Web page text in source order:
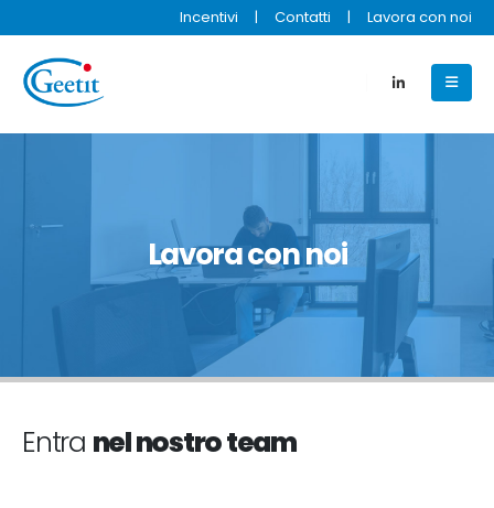
Incentivi | Contatti | Lavora con noi
Lavora con noi
Entra nel nostro team